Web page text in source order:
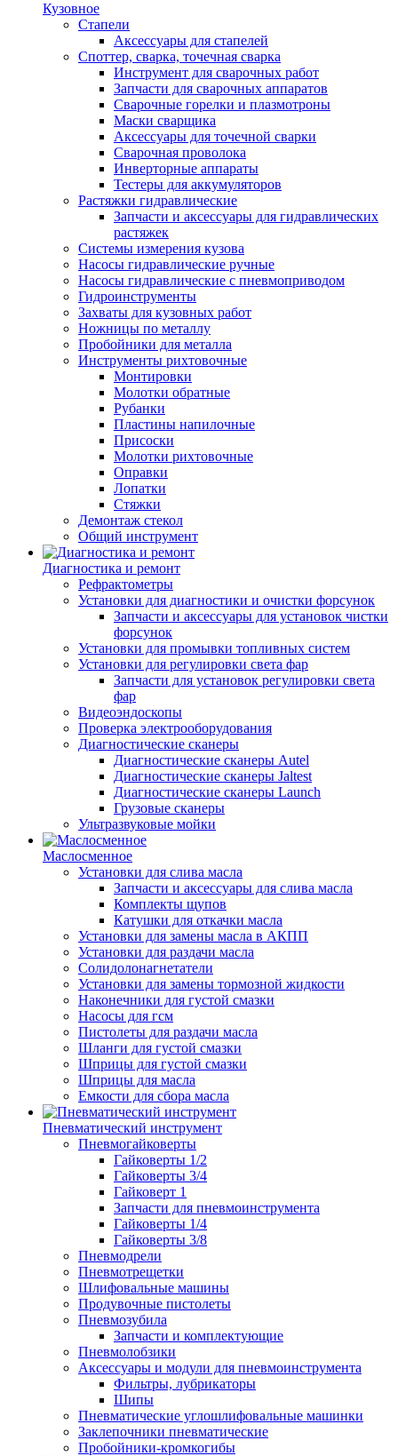
Кузовное
Стапели
Аксессуары для стапелей
Споттер, сварка, точечная сварка
Инструмент для сварочных работ
Запчасти для сварочных аппаратов
Сварочные горелки и плазмотроны
Маски сварщика
Аксессуары для точечной сварки
Сварочная проволока
Инверторные аппараты
Тестеры для аккумуляторов
Растяжки гидравлические
Запчасти и аксессуары для гидравлических
растяжек
Системы измерения кузова
Насосы гидравлические ручные
Насосы гидравлические с пневмоприводом
Гидроинструменты
Захваты для кузовных работ
Ножницы по металлу
Пробойники для металла
Инструменты рихтовочные
Монтировки
Молотки обратные
Рубанки
Пластины напилочные
Присоски
Молотки рихтовочные
Оправки
Лопатки
Стяжки
Демонтаж стекол
Общий инструмент
Диагностика и ремонт
Рефрактометры
Установки для диагностики и очистки форсунок
Запчасти и аксессуары для установок чистки
форсунок
Установки для промывки топливных систем
Установки для регулировки света фар
Запчасти для установок регулировки света
фар
Видеоэндоскопы
Проверка электрооборудования
Диагностические сканеры
Диагностические сканеры Autel
Диагностические сканеры Jaltest
Диагностические сканеры Launch
Грузовые сканеры
Ультразвуковые мойки
Маслосменное
Установки для слива масла
Запчасти и аксессуары для слива масла
Комплекты щупов
Катушки для откачки масла
Установки для замены масла в АКПП
Установки для раздачи масла
Солидолонагнетатели
Установки для замены тормозной жидкости
Наконечники для густой смазки
Насосы для гсм
Пистолеты для раздачи масла
Шланги для густой смазки
Шприцы для густой смазки
Шприцы для масла
Емкости для сбора масла
Пневматический инструмент
Пневмогайковерты
Гайковерты 1/2
Гайковерты 3/4
Гайковерт 1
Запчасти для пневмоинструмента
Гайковерты 1/4
Гайковерты 3/8
Пневмодрели
Пневмотрещетки
Шлифовальные машины
Продувочные пистолеты
Пневмозубила
Запчасти и комплектующие
Пневмолобзики
Аксессуары и модули для пневмоинструмента
Фильтры, лубрикаторы
Шипы
Пневматические углошлифовальные машинки
Заклепочники пневматические
Пробойники-кромкогибы